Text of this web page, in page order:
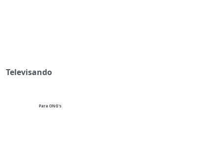
Televisando
Para ONG's